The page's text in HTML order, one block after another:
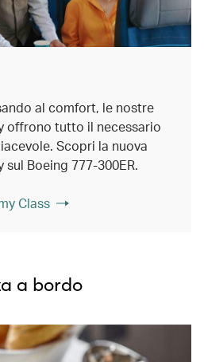
al comfort, le nostre
offrono tutto il necessario
Scopri la nuova
Boeing 777-300ER.
Class
a bordo